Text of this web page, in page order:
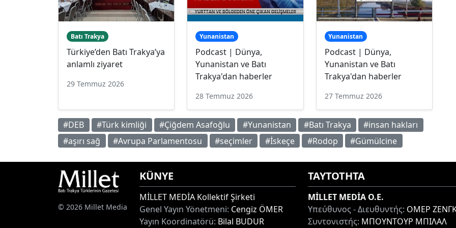
Batı Trakya
Türkiye’den Batı Trakya’ya
anlamlı ziyaret
29 Temmuz 2026
Yunanistan
Podcast | Dünya,
Yunanistan ve Batı
Trakya'dan haberler
28 Temmuz 2026
Yunanistan
Podcast | Dünya,
Yunanistan ve Batı
Trakya'dan haberler
27 Temmuz 2026
#DEB #Türk kimliği #Çiğdem Asafoğlu #Yunanistan #Batı Trakya
#insan hakları
#aşırı sağ
#Avrupa Parlamentosu #seçimler #İskeçe #Rodop #Gümülcine
© 2026 Millet Media
KÜNYE
MİLLET MEDİA Kollektif Şirketi
Genel Yayın Yönetmeni: Cengiz ÖMER
Yayın Koordinatörü: Bilal BUDUR
ΤΑΥΤΟΤΗΤΑ
MİLLET MEDİA O.E.
Υπεύθυνος - Διευθυντής: ΟΜΕΡ
Συντονιστής: ΜΠΟΥΝΤΟΥΡ ΜΠΙΛΑΛ